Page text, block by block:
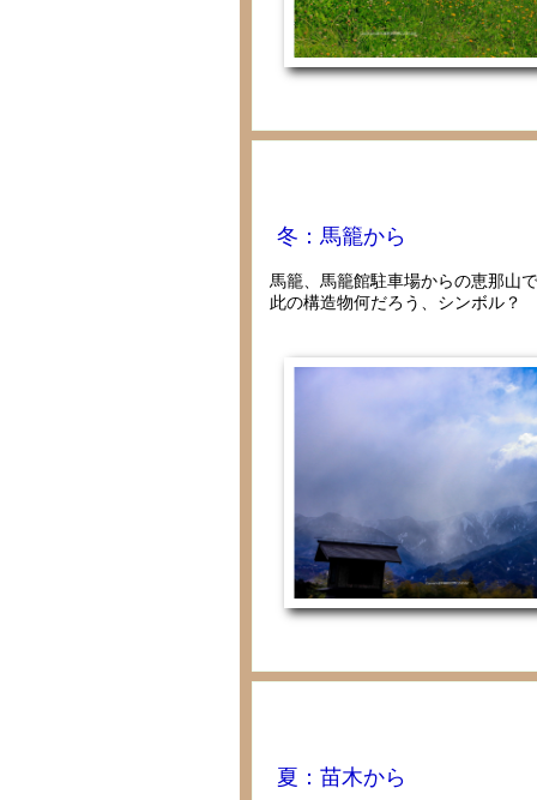
冬：馬籠から
馬籠、馬籠館駐車場からの恵那山
此の構造物何だろう、シンボル？
夏：苗木から